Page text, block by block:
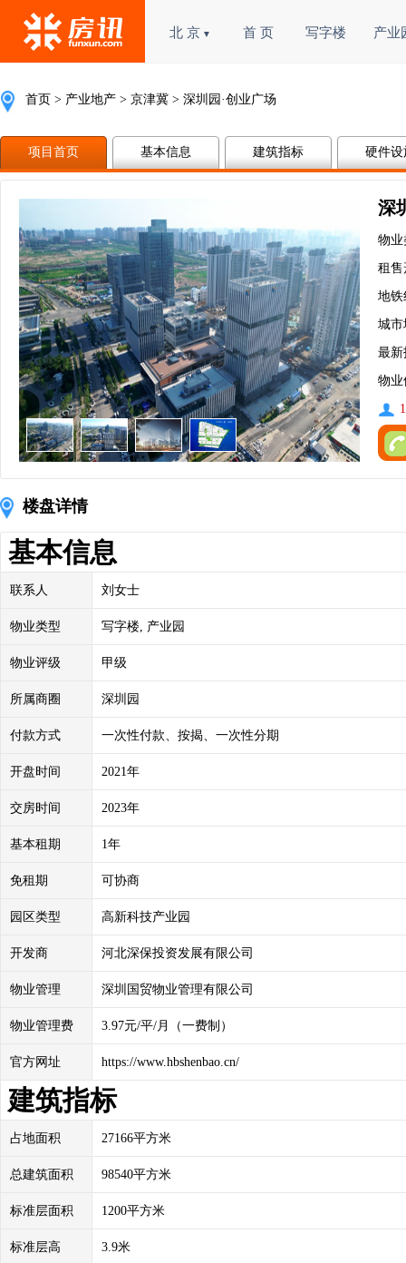
北 京 ▼ 首 页 写字楼 产业
首页 > 产业地产 > 京津冀 > 深圳园·创业广场
项目首页 基本信息 建筑指标 硬件设
深
物业
租售
地铁
城
最新
物业
楼盘详情
基本信息
联系人 刘女士
物业类型 写字楼, 产业园
物业评级 甲级
所属商圈 深圳园
付款方式 一次性付款、按揭、一次性分期
开盘时间 2021年
交房时间 2023年
基本租期 1年
免租期 可协商
园区类型 高新科技产业园
开发商 河北深保投资发展有限公司
物业管理 深圳国贸物业管理有限公司
物业管理费 3.97元/平/月（一费制）
官方网址 https://www.hbshenbao.cn/
建筑指标
占地面积 27166平方米
总建筑面积 98540平方米
标准层面积 1200平方米
标准层高 3.9米